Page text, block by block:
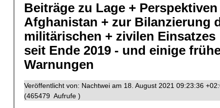
Beiträge zu Lage +
Afghanistan + zur Bilanzierung
militärischen + zivilen Einsatzes
seit Ende 2019 - und einige
Warnungen
Veröffentlicht von: Nachtwei am 18. August 2021 09:23:36
(465479 Aufrufe )